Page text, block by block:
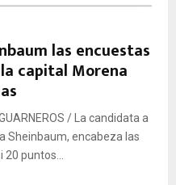
las encuestas
capital Morena
/ La candidata a
Sheinbaum, encabeza las
puntos...